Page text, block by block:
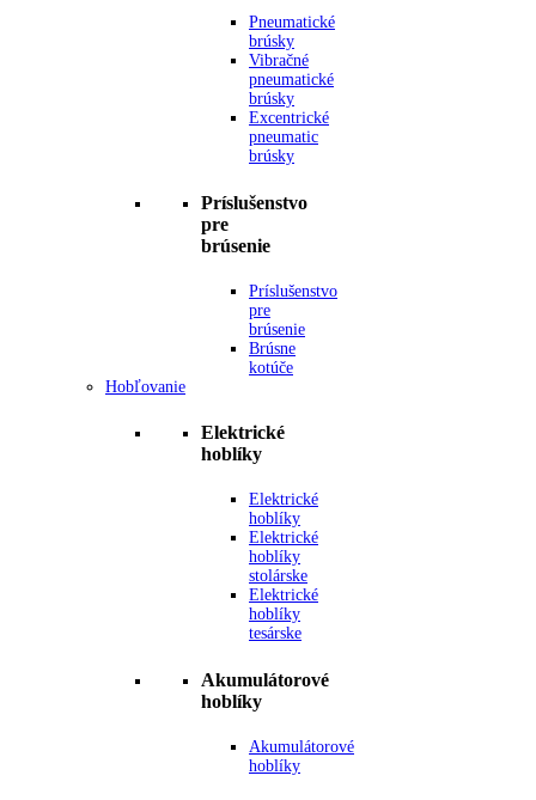
Pneumatické
brúsky
Vibračné
pneumatické
brúsky
Excentrické
pneumatic
brúsky
Príslušenstvo
pre
brúsenie
Príslušenstvo
pre
brúsenie
Brúsne
kotúče
Hobľovanie
Elektrické
hoblíky
Elektrické
hoblíky
Elektrické
hoblíky
stolárske
Elektrické
hoblíky
tesárske
Akumulátorové
hoblíky
Akumulátorové
hoblíky